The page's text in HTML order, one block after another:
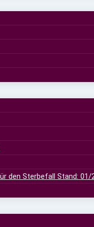
den Sterbefall Stand: 01/